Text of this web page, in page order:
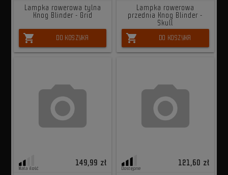
Lampka rowerowa tylna
Knog Blinder - Grid
shopping_cart DO KOSZYKA
Lampka rowerowa
przednia Knog Blinder -
Skull
shopping_cart DO KOSZYKA
Mała ilość
149,99 zł
Dostępne
121,60 zł